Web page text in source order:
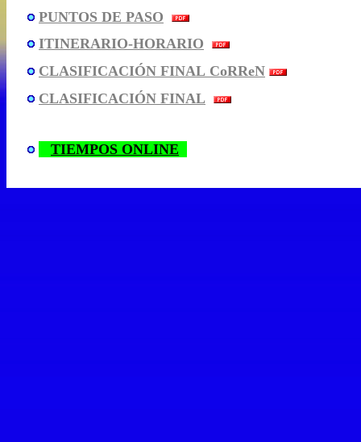
PUNTOS DE PASO
ITINERARIO-HORARIO
CLASIFICACIÓN FINAL CoRReN
CLASIFICACIÓN FINAL
TIEMPOS ONLINE